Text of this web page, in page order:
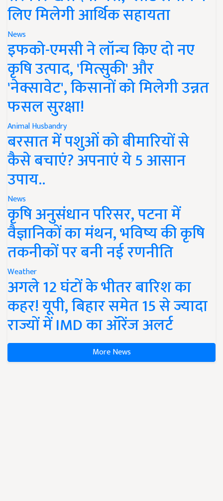
लिए मिलेगी आर्थिक सहायता
News
इफको-एमसी ने लॉन्च किए दो नए
कृषि उत्पाद, 'मित्सुकी' और
'नेक्सावेट', किसानों को मिलेगी उन्नत
फसल सुरक्षा!
Animal Husbandry
बरसात में पशुओं को बीमारियों से
कैसे बचाएं? अपनाएं ये 5 आसान
उपाय..
News
कृषि अनुसंधान परिसर, पटना में
वैज्ञानिकों का मंथन, भविष्य की कृषि
तकनीकों पर बनी नई रणनीति
Weather
अगले 12 घंटों के भीतर बारिश का
कहर! यूपी, बिहार समेत 15 से ज्यादा
राज्यों में IMD का ऑरेंज अलर्ट
More News